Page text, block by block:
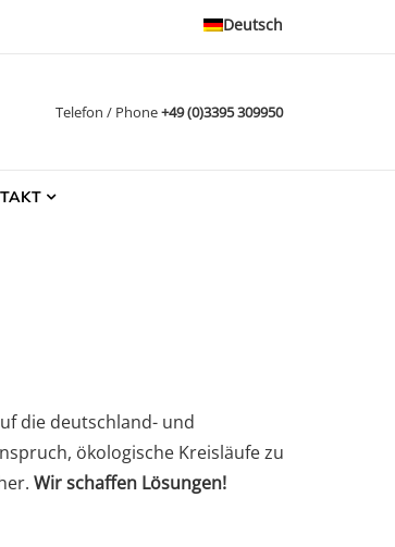
Deutsch
Telefon / Phone+49 (0)3395 309950
die deutschland- und
ökologische Kreisläufe zu
Wir schaffen Lösungen!